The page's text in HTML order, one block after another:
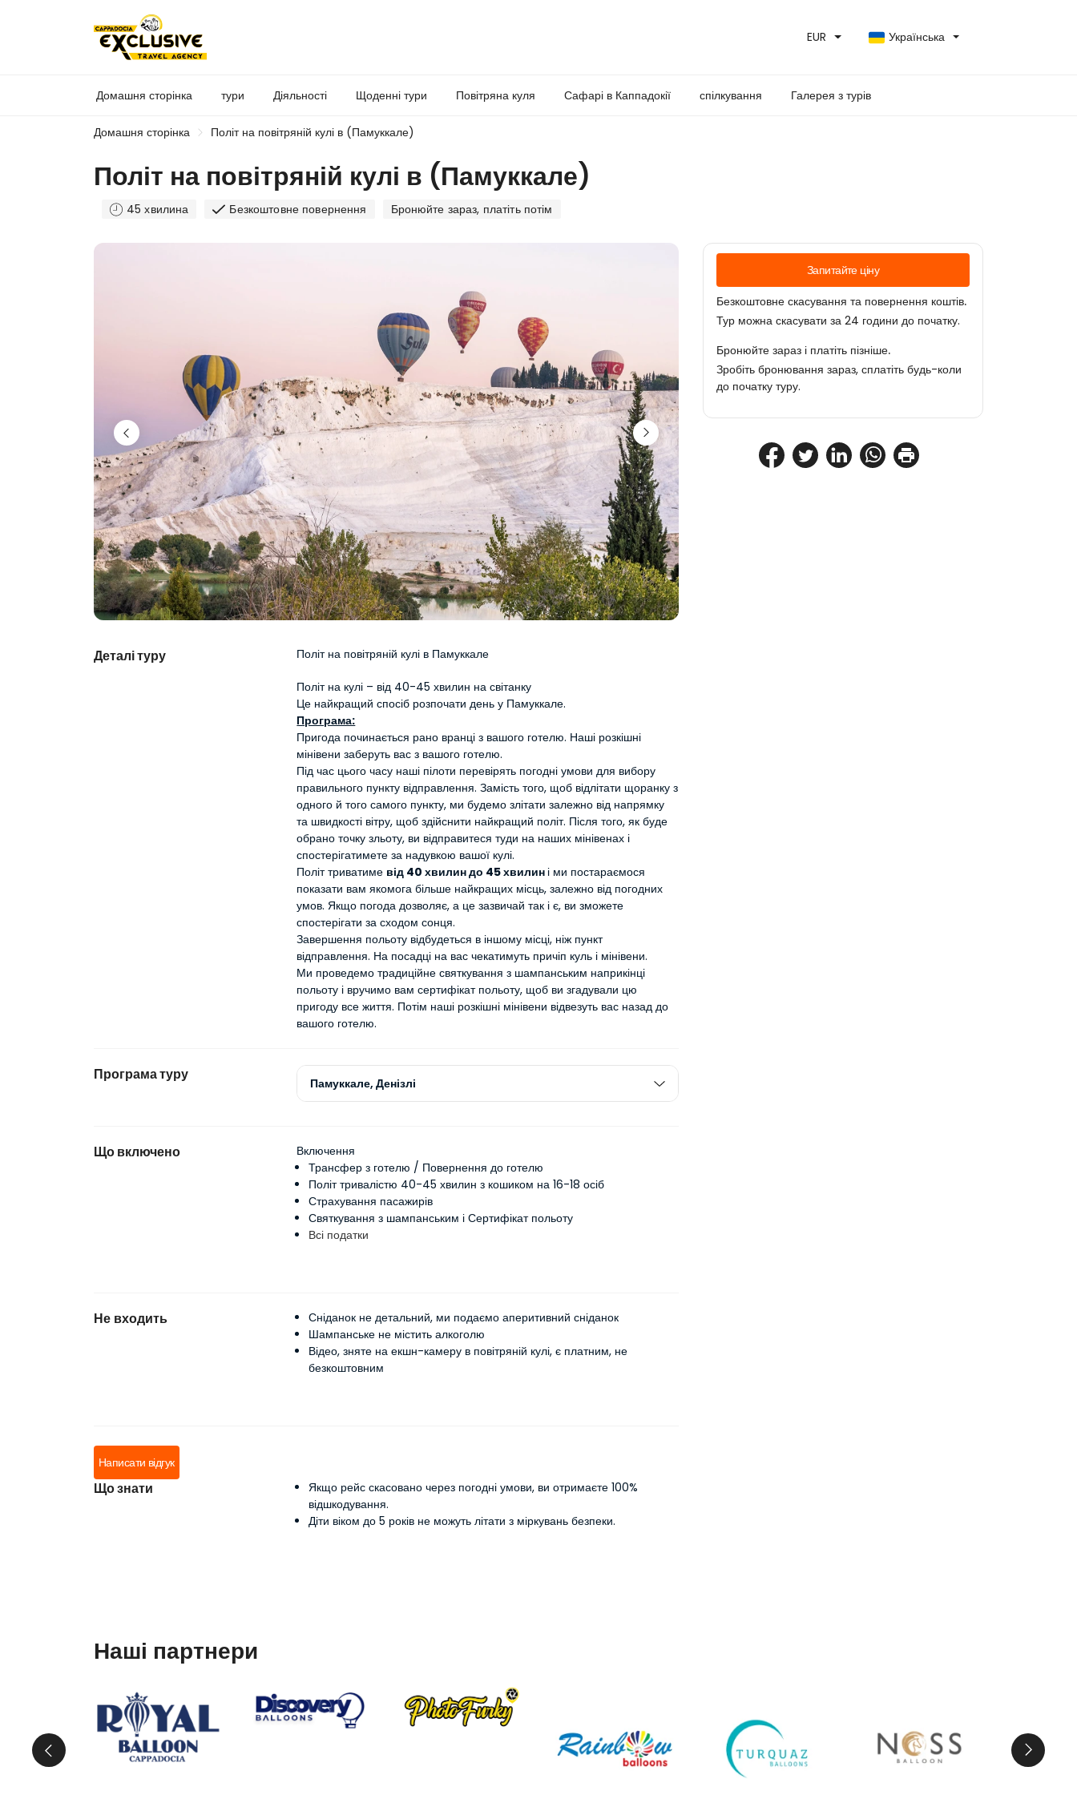
EUR Українська
Домашня сторінка тури Діяльності Щоденні тури Повітряна куля Сафарі в Каппадокії спілкування Галерея з турів
Домашня сторінка Політ на повітряній кулі в (Памуккале)
Політ на повітряній кулі в (Памуккале)
45 хвилина Безкоштовне повернення Бронюйте зараз, платіть потім
Деталі туру Політ на повітряній кулі в Памуккале
Політ на кулі – від 40-45 хвилин на світанку
Це найкращий спосіб розпочати день у Памуккале.
Програма:
Пригода починається рано вранці з вашого готелю. Наші розкішні
мінівени заберуть вас з вашого готелю.
Під час цього часу наші пілоти перевірять погодні умови для вибору
правильного пункту відправлення. Замість того, щоб відлітати щоранку з
одного й того самого пункту, ми будемо злітати залежно від напрямку
та швидкості вітру, щоб здійснити найкращий політ. Після того, як буде
обрано точку зльоту, ви відправитеся туди на наших мінівенах і
спостерігатимете за надувкою вашої кулі.
Політ триватиме від 40 хвилин до 45 хвилин і ми постараємося
показати вам якомога більше найкращих місць, залежно від погодних
умов. Якщо погода дозволяє, а це зазвичай так і є, ви зможете
спостерігати за сходом сонця.
Завершення польоту відбудеться в іншому місці, ніж пункт
відправлення. На посадці на вас чекатимуть причіп куль і мінівени.
Ми проведемо традиційне святкування з шампанським наприкінці
польоту і вручимо вам сертифікат польоту, щоб ви згадували цю
пригоду все життя. Потім наші розкішні мінівени відвезуть вас назад до
вашого готелю.
Програма туру Памуккале, Денізлі
Що включено
Включення
Трансфер з готелю / Повернення до готелю
Політ тривалістю 40-45 хвилин з кошиком на 16-18 осіб
Страхування пасажирів
Святкування з шампанським і Сертифікат польоту
Всі податки
Не входить
Сніданок не детальний, ми подаємо аперитивний сніданок
Шампанське не містить алкоголю
Відео, зняте на екшн-камеру в повітряній кулі, є платним, не
безкоштовним
Написати відгук
Що знати
Якщо рейс скасовано через погодні умови, ви отримаєте 100%
відшкодування.
Діти віком до 5 років не можуть літати з міркувань безпеки.
Запитайте ціну
Безкоштовне скасування та повернення коштів.
Тур можна скасувати за 24 години до початку.
Бронюйте зараз і платіть пізніше.
Зробіть бронювання зараз, сплатіть будь-коли
до початку туру.
Наші партнери